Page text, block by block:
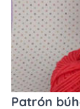
Patrón